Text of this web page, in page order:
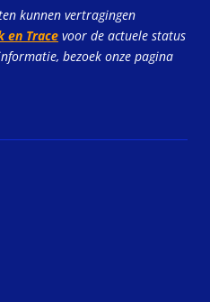
kunnen vertragingen
en Trace voor de actuele status
bezoek onze pagina